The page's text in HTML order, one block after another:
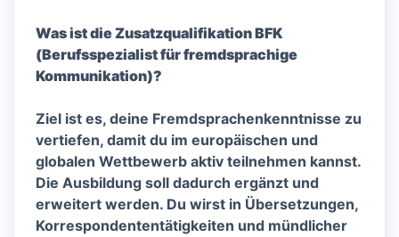
Was ist die Zusatzqualifikation BFK
(Berufsspezialist für fremdsprachige
Kommunikation)?
Ziel ist es, deine Fremdsprachenkenntnisse zu
vertiefen, damit du im europäischen und
globalen Wettbewerb aktiv teilnehmen kannst.
Die Ausbildung soll dadurch ergänzt und
erweitert werden. Du wirst in Übersetzungen,
Korrespondententätigkeiten und mündlicher